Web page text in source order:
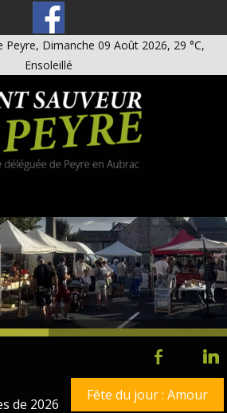
Peyre, Dimanche 09 Août 2026, 29 °C,
Ensoleillé
Fête du jour : Amour
de 2026